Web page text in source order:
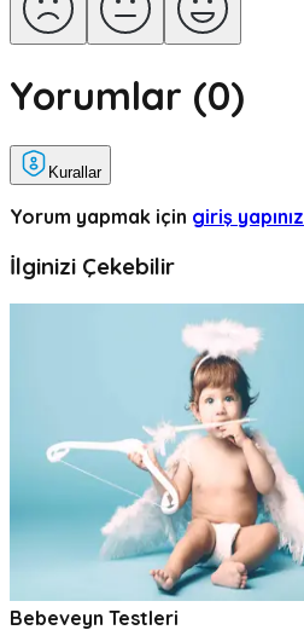
Yorumlar (0)
Kurallar
Yorum yapmak için giriş yapınız
İlginizi Çekebilir
Bebeveyn Testleri